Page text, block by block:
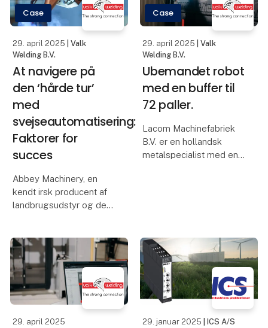
har ansvaret for Security
Case
29. april 2025
| Valk
Welding B.V.
At navigere på
den ‘hårde tur’
med
svejseautomatisering:
Faktorer for
succes
Abbey Machinery, en
kendt irsk producent af
landbrugsudstyr og de
Selv om deres robotter
hjalp dem gennem en
vanskelig periode i
branchen og er kommet
fo
Case
29. april 2025
| Valk
Welding B.V.
Ubemandet robot
med en buffer til
72 paller.
Lacom Machinefabriek
B.V. er en hollandsk
metalspecialist med en
sin
29. april 2025
29. januar 2025 | ICS A/S